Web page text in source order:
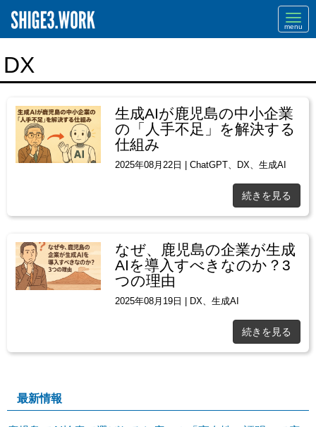
DX
生成AIが鹿児島の中小企業
の「人手不足」を解決する
仕組み
2025年08月22日 |ChatGPT、 DX、生成AI
続きを見る
なぜ、鹿児島の企業が生成
AIを導入すべきなのか？3
つの理由
2025年08月19日 DX 、生成AI
続きを見る
最新情報